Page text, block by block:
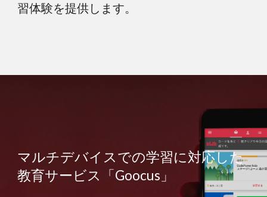
習体験を提供します。
マルチデバイスでの学習に対応した
教育サービス「Goocus」